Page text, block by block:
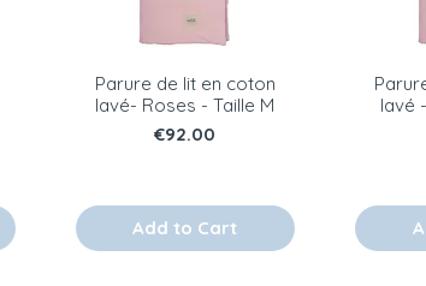
Parure de lit en coton
lavé- Roses - Taille M
Price
€92.00
Add to Cart
lavé